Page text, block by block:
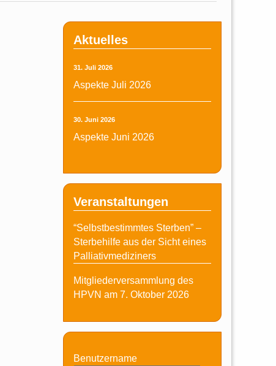
Aktuelles
31. Juli 2026
Aspekte Juli 2026
30. Juni 2026
Aspekte Juni 2026
Veranstaltungen
“Selbstbestimmtes Sterben” –
Sterbehilfe aus der Sicht eines
Palliativmediziners
Mitgliederversammlung des
HPVN am 7. Oktober 2026
Benutzername